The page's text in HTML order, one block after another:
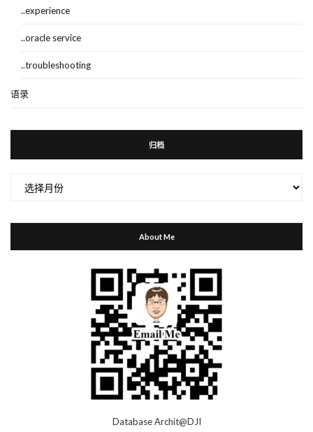
..experience
..oracle service
..troubleshooting
语录
归档
About Me
Database Archit@DJI